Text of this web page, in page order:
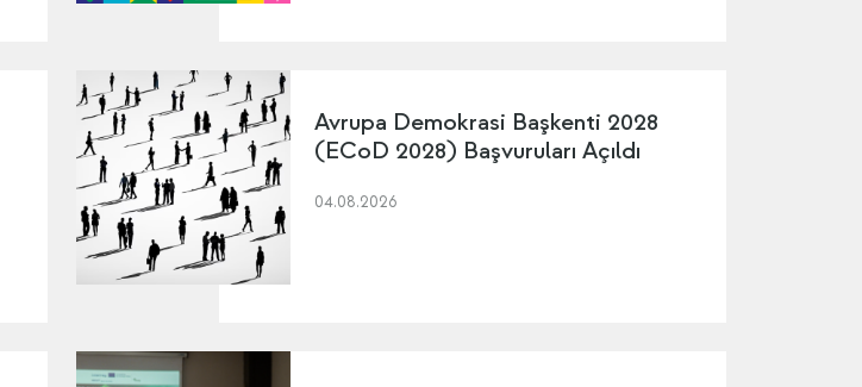
Avrupa Demokrasi Başkenti 2028
(ECoD 2028) Başvuruları Açıldı
04.08.2026